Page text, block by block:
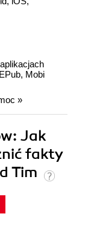
Mobi
»
Jak
fakty
Tim